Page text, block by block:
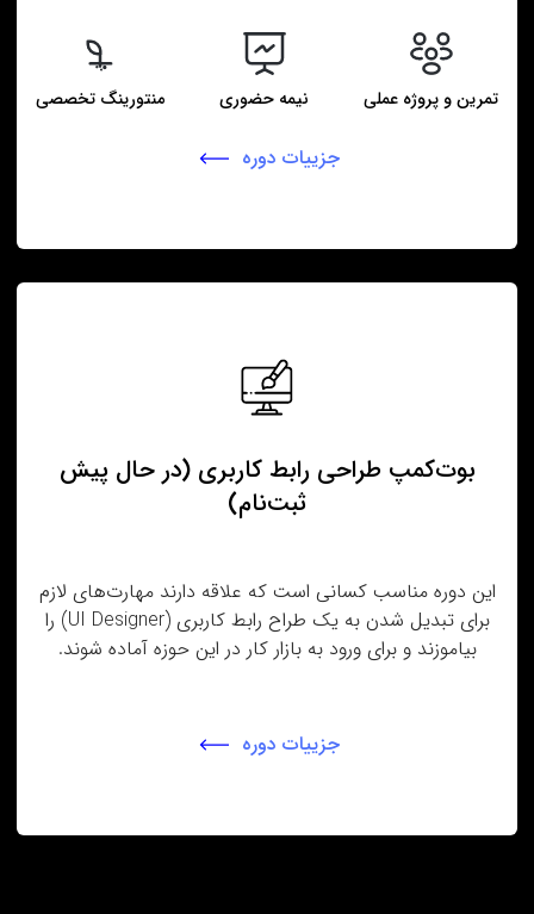
تمرین و پروژه عملی نیمه حضوری منتورینگ تخصصی
جزییات دوره
بوت‌کمپ طراحی رابط کاربری (در حال پیش‌
ثبت‌نام)
این دوره مناسب کسانی است که علاقه‌ دارند مهارت‌های لازم
برای تبدیل شدن به یک طراح رابط کاربری (UI Designer) را
بیاموزند و برای ورود به بازار کار در این حوزه آماده شوند.
جزییات دوره